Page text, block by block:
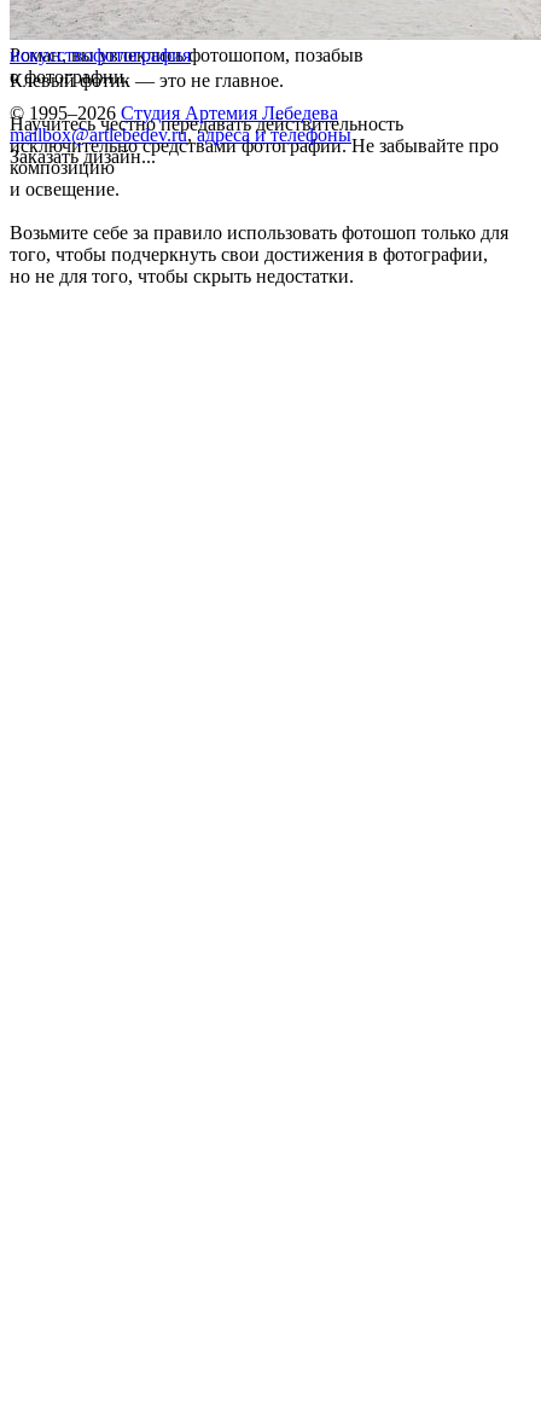
Роман, вы увлеклись фотошопом, позабыв
о фотографии.
Клевый фотик — это не главное.
Научитесь честно передавать действительность
исключительно средствами фотографии. Не забывайте про
композицию
и освещение.
Возьмите себе за правило использовать фотошоп только для
того, чтобы подчеркнуть свои достижения в фотографии,
но не для того, чтобы скрыть недостатки.
искусствофотография
© 1995–2026 Студия Артемия Лебедева
mailbox@artlebedev.ru, адреса и телефоны
Заказать дизайн...